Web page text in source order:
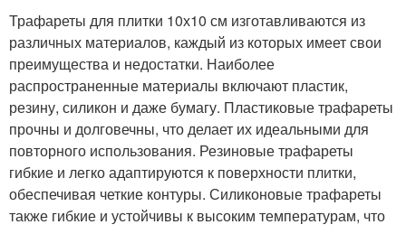
Трафареты для плитки 10х10 см изготавливаются из
различных материалов, каждый из которых имеет свои
преимущества и недостатки. Наиболее
распространенные материалы включают пластик,
резину, силикон и даже бумагу. Пластиковые трафареты
прочны и долговечны, что делает их идеальными для
повторного использования. Резиновые трафареты
гибкие и легко адаптируются к поверхности плитки,
обеспечивая четкие контуры. Силиконовые трафареты
также гибкие и устойчивы к высоким температурам, что